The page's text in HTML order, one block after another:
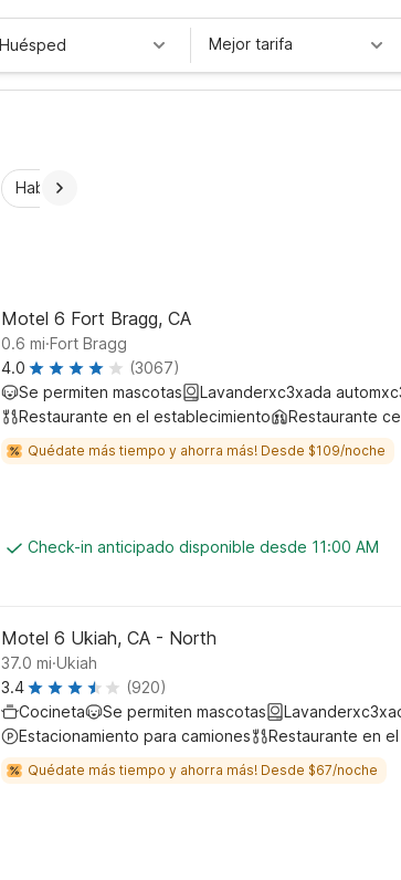
Mejor tarifa
Habitaciones accesibles
Motel 6 Fort Bragg, CA
0.6 mi.Fort Bragg
4.0
(3067)
Se permiten mascotas
Lavanderxc3xada
Restaurante en el establecimiento
Restaurante
Quédate más tiempo y ahorra más! Desde $109/noche
Check-in anticipado disponible desde 11:00 AM
Motel 6 Ukiah, CA - North
37.0 mi.Ukiah
3.4
(920)
Cocineta
Se permiten mascotas
Estacionamiento para camiones
Restaurante en
Quédate más tiempo y ahorra más! Desde $67/noche